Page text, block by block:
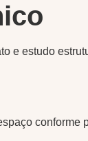
e estudo
conforme